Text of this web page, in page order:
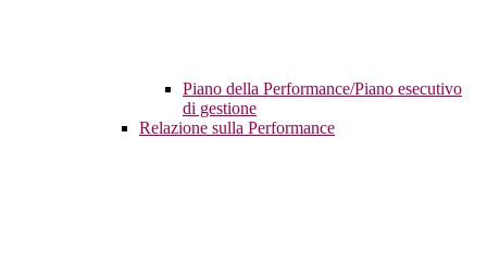
Piano della Performance/Piano esecutivo
di gestione
Relazione sulla Performance